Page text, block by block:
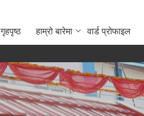
गृहपृष्ठ हाम्रो बारेमा वार्ड प्रोफाइल